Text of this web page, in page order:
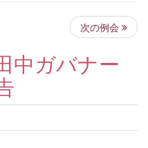
次の例会
ガバナー